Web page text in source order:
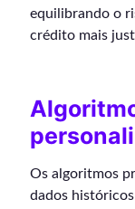
equilibrando o
crédito mais
Os algoritmos
dados